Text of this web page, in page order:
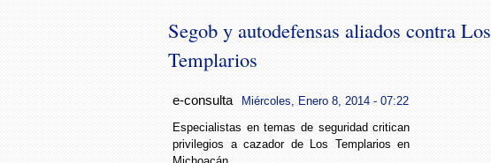
Segob y autodefensas aliados contra Los
Templarios
e-consulta Miércoles, Enero 8, 2014 - 07:22
Especialistas en temas de seguridad critican
privilegios a cazador de Los Templarios en